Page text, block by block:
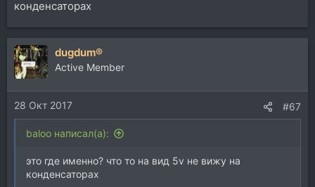
конденсаторах
dugdum®
Active Member
28 Окт 2017 #67
baloo написал(а):
это где именно? что то на вид 5v не вижу на
конденсаторах